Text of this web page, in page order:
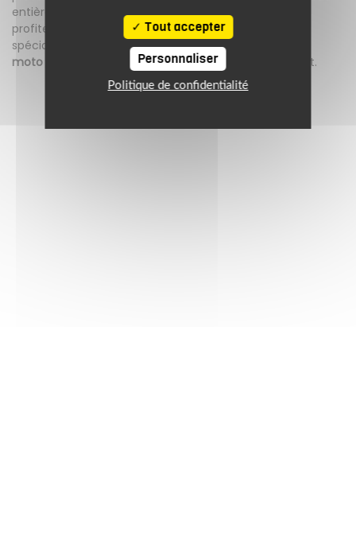
entièrement ouvert naturellement à l'air libre. Enfin,
profitez du compartiment supérieur matelassé
spécialement dimensionné pour y loger votre
moto à l'abri des impacts lors des phases de transport.
Tout accepter
Personnaliser
Politique de confidentialité